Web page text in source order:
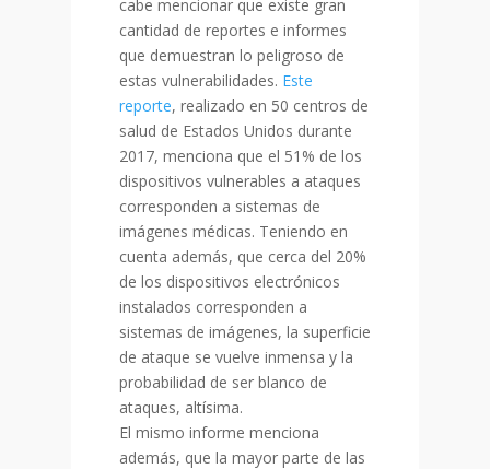
cabe mencionar que existe gran
cantidad de reportes e informes
que demuestran lo peligroso de
estas vulnerabilidades. Este
reporte, realizado en 50 centros de
salud de Estados Unidos durante
2017, menciona que el 51% de los
dispositivos vulnerables a ataques
corresponden a sistemas de
imágenes médicas. Teniendo en
cuenta además, que cerca del 20%
de los dispositivos electrónicos
instalados corresponden a
sistemas de imágenes, la superficie
de ataque se vuelve inmensa y la
probabilidad de ser blanco de
ataques, altísima.
El mismo informe menciona
además, que la mayor parte de las